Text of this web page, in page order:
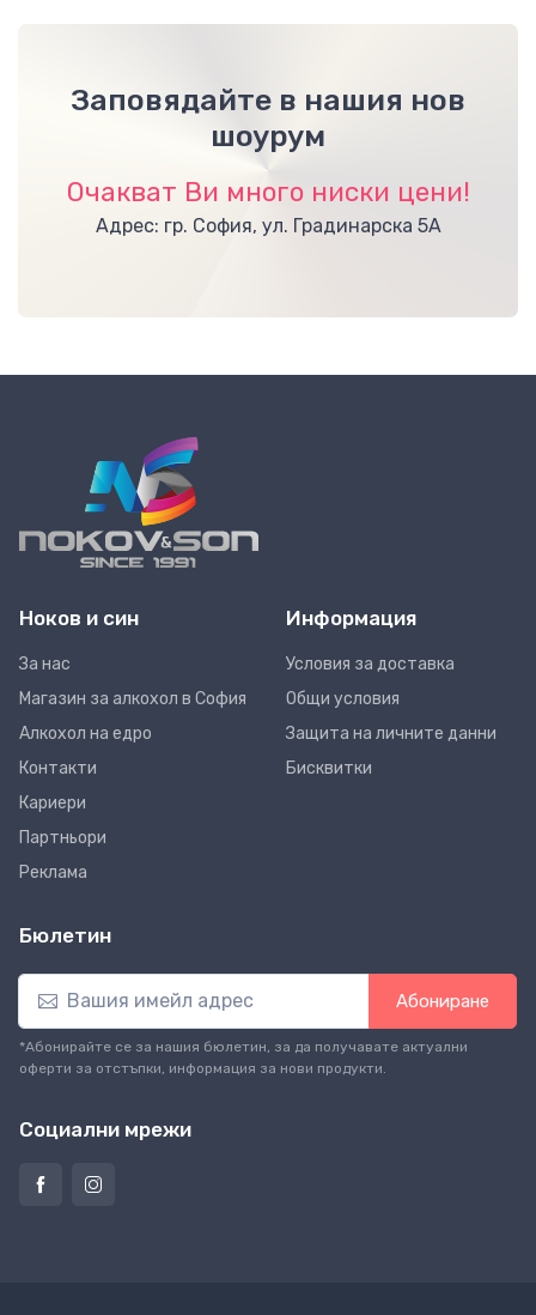
Заповядайте в нашия нов
шоурум
Очакват Ви много ниски цени!
Адрес: гр. София, ул. Градинарска 5А
Ноков и син
За нас
Магазин за алкохол в София
Алкохол на едро
Контакти
Кариери
Партньори
Реклама
Информация
Условия за доставка
Общи условия
Защита на личните данни
Бисквитки
Бюлетин
Абониране
*Абонирайте се за нашия бюлетин, за да получавате актуални
оферти за отстъпки, информация за нови продукти.
Социални мрежи